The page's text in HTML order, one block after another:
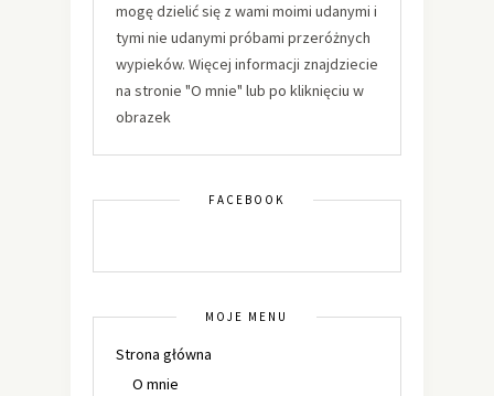
mogę dzielić się z wami moimi udanymi i
tymi nie udanymi próbami przeróżnych
wypieków. Więcej informacji znajdziecie
na stronie "O mnie" lub po kliknięciu w
obrazek
FACEBOOK
MOJE MENU
Strona główna
O mnie